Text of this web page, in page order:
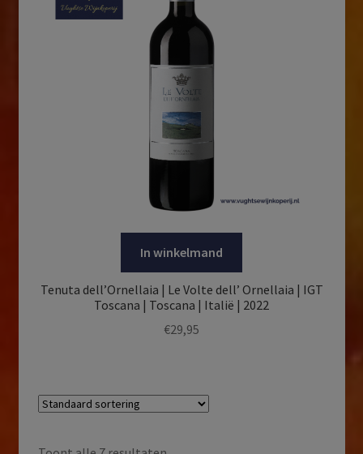
In winkelmand
Tenuta dell’Ornellaia | Le Volte dell’ Ornellaia | IGT
Toscana | Toscana | Italië | 2022
€29,95